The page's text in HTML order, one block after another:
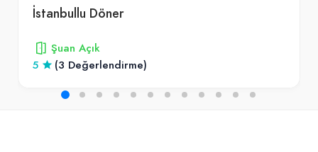
İstanbullu Döner
Şuan Açık
5
(3 Değerlendirme)